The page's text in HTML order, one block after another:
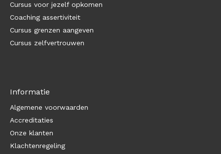
Cursus voor jezelf opkomen
Coaching assertiviteit
Cursus grenzen aangeven
Cursus zelfvertrouwen
Informatie
Algemene voorwaarden
Accreditaties
Onze klanten
Klachtenregeling